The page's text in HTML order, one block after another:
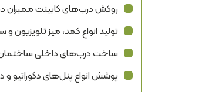
روکش درب‌های کابینت ممبران
تولید انواع کمد، میز
ساخت درب‌های داخلی
پوشش انواع پنل‌های دکوراتیو و